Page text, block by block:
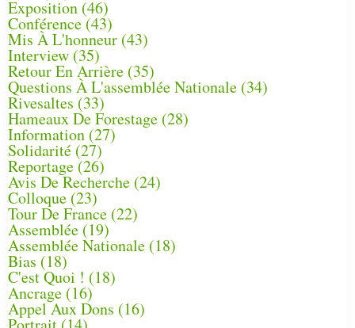
Exposition (46)
Conférence(43)
Mis À L'honneur (43)
Interview (35)
Retour En Arrière (35)
Questions À L'assemblée Nationale (34)
Rivesaltes (33)
Hameaux De Forestage (28)
Information (27)
Solidarité (27)
Reportage(26)
Avis De Recherche (24)
Colloque (23)
Tour De France (22)
Assemblée (19)
Assemblée Nationale (18)
Bias (18)
C'est Quoi ! (18)
Ancrage (16)
Appel Aux Dons (16)